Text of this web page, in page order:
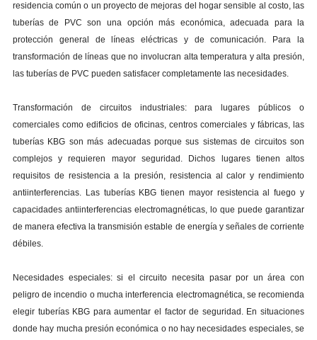
residencia común o un proyecto de mejoras del hogar sensible al costo, las
tuberías de PVC son una opción más económica, adecuada para la
protección general de líneas eléctricas y de comunicación. Para la
transformación de líneas que no involucran alta temperatura y alta presión,
las tuberías de PVC pueden satisfacer completamente las necesidades.
Transformación de circuitos industriales: para lugares públicos o
comerciales como edificios de oficinas, centros comerciales y fábricas, las
tuberías KBG son más adecuadas porque sus sistemas de circuitos son
complejos y requieren mayor seguridad. Dichos lugares tienen altos
requisitos de resistencia a la presión, resistencia al calor y rendimiento
antiinterferencias. Las tuberías KBG tienen mayor resistencia al fuego y
capacidades antiinterferencias electromagnéticas, lo que puede garantizar
de manera efectiva la transmisión estable de energía y señales de corriente
débiles.
Necesidades especiales: si el circuito necesita pasar por un área con
peligro de incendio o mucha interferencia electromagnética, se recomienda
elegir tuberías KBG para aumentar el factor de seguridad. En situaciones
donde hay mucha presión económica o no hay necesidades especiales, se